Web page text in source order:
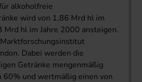
alkoholfreie
wird von 1,86 Mrd hl im
Mrd hl im Jahre 2000 ansteigen.
Dabei werden die
Getränke mengenmäßig
60% und wertmäßig einen von